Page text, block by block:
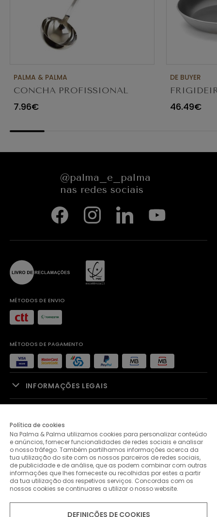
PALMA & PALMA
CONCHA PROFISSIONAL
8CM 4613LA
7.96€
DE BUYER
46.49€
@palma_e_palma
nas redes sociais
MÉTODOS DE ENVIO
MÉTODOS DE PAGAMENTO
INFORMAÇÕES LEGAIS
PALMA & PALMA
APOIO AO CLIENTE
CONTACTOS
Política de cookies
Na Palma & Palma utilizamos cookies para personalizar conteúdo
e anúncios, fornecer funcionalidades de redes sociais e analisar
o nosso tráfego. Também partilhamos informações acerca da
tua utilização do site com os nossos parceiros de redes sociais,
de publicidade e de análise, que as podem combinar com outras
informações que lhes forneceste ou recolhidas por estes a partir
da tua utilização dos respetivos serviços. Concordas com os
nossos cookies se continuares a utilizar o nosso website.
DEFINIÇÕES DE COOKIES